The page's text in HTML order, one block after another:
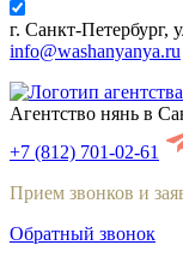
г. Санкт-
info@washanyanya.ru
Агентство нянь в
+7 (812) 701-02-61
Прием звонков и
Обратный звонок